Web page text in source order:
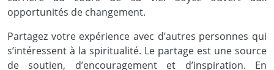
opportunités de changement.
Partagez votre expérience avec d’autres personnes qui
s’intéressent à la spiritualité. Le partage est une source
de soutien, d’encouragement et d’inspiration. En